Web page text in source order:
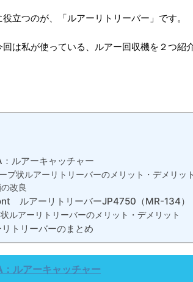
立つのが、「ルアーリトリーバー」です。
回は私が使っている、ルアー回収機を２つ紹
ルアーキャッチャー
プ状ルアーリトリーバーのメリット・デメリット
改良
ルアーリトリーバーJP4750（MR-134）
ルアーリトリーバーのメリット・デメリット
トリーバーのまとめ
ルアーキャッチャー